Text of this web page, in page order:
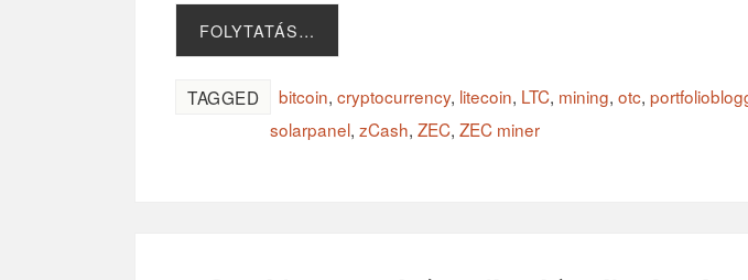
FOLYTATÁS…
TAGGED bitcoin, cryptocurrency, litecoin, LTC, mining, otc,
solarpanel, zCash, ZEC, ZEC miner